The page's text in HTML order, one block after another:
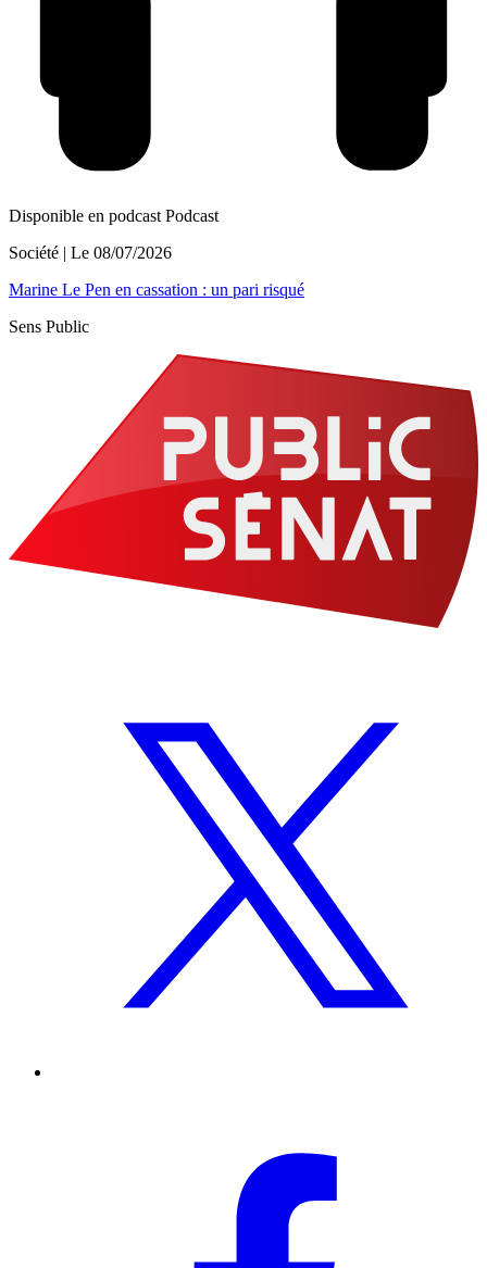
Disponible en podcast Podcast
Société | Le 08/07/2026
Marine Le Pen en cassation : un pari risqué
Sens Public